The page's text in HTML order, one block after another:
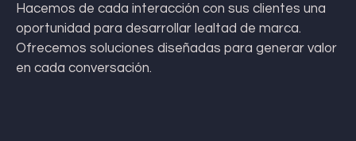
Hacemos de cada interacción con sus clientes una
oportunidad para desarrollar lealtad de marca.
Ofrecemos soluciones diseñadas para generar valor
en cada conversación.